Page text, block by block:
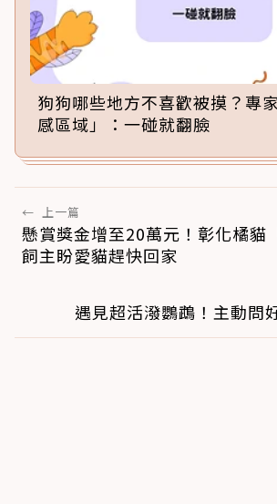
狗狗哪些地方不喜歡被摸？專
感區域」：一碰就翻臉
← 上一篇
懸賞獎金增至20萬元！彰化橘貓
飼主盼愛貓趕快回家
遇見超活潑鸚鵡！主動問